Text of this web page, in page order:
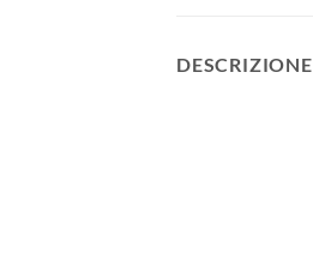
DESCRIZIONE